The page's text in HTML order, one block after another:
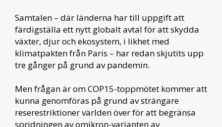
Samtalen – där länderna har till uppgift att
färdigställa ett nytt globalt avtal för att skydda
växter, djur och ekosystem, i likhet med
klimatpakten från Paris – har redan skjutits upp
tre gånger på grund av pandemin.
Men frågan är om COP15-toppmötet kommer att
kunna genomföras på grund av strängare
reserestriktioner världen över för att begränsa
spridningen av omikron-varianten av